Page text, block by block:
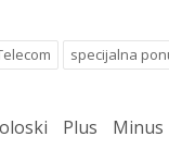
specijalna
Plus Minus